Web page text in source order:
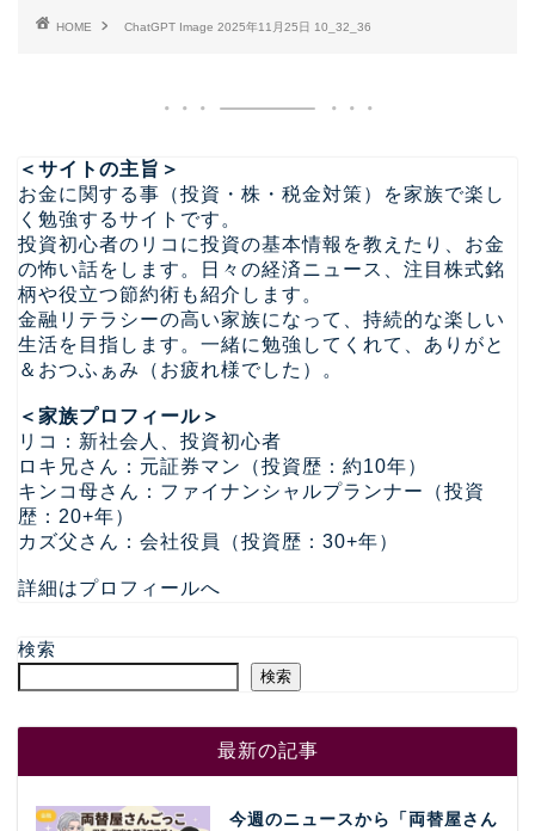
HOME ChatGPT Image 2025年11月25日 10_32_36
＜サイトの主旨＞
お金に関する事（投資・株・税金対策）を家族で楽し
く勉強するサイトです。
投資初心者のリコに投資の基本情報を教えたり、お金
の怖い話をします。日々の経済ニュース、注目株式銘
柄や役立つ節約術も紹介します。
金融リテラシーの高い家族になって、持続的な楽しい
生活を目指します。一緒に勉強してくれて、ありがと
＆おつふぁみ（お疲れ様でした）。
＜家族プロフィール＞
リコ：新社会人、投資初心者
ロキ兄さん：元証券マン（投資歴：約10年）
キンコ母さん：ファイナンシャルプランナー（投資
歴：20+年）
カズ父さん：会社役員（投資歴：30+年）
詳細はプロフィールへ
検索
検索
最新の記事
今週のニュースから「両替屋さん